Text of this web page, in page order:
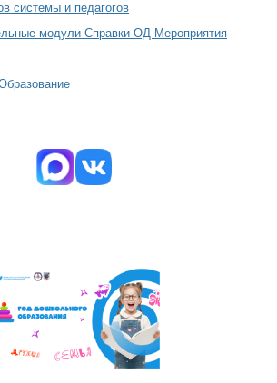
системы и педагогов
модули Справки ОД Мероприятия